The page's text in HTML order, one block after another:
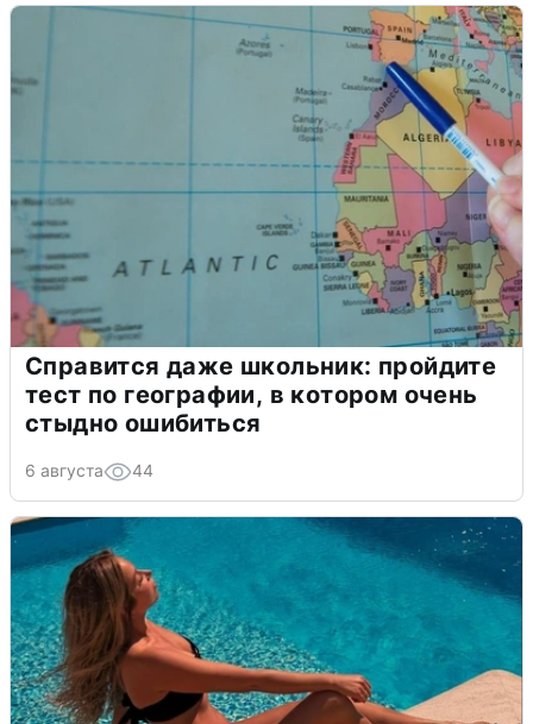
Справится даже школьник: пройдите
тест по географии, в котором очень
стыдно ошибиться
6 августа 44